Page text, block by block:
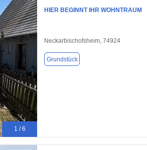
1 / 6
HIER BEGINNT IHR WOHNTRAUM
Neckarbischofsheim, 74924
Grundstück